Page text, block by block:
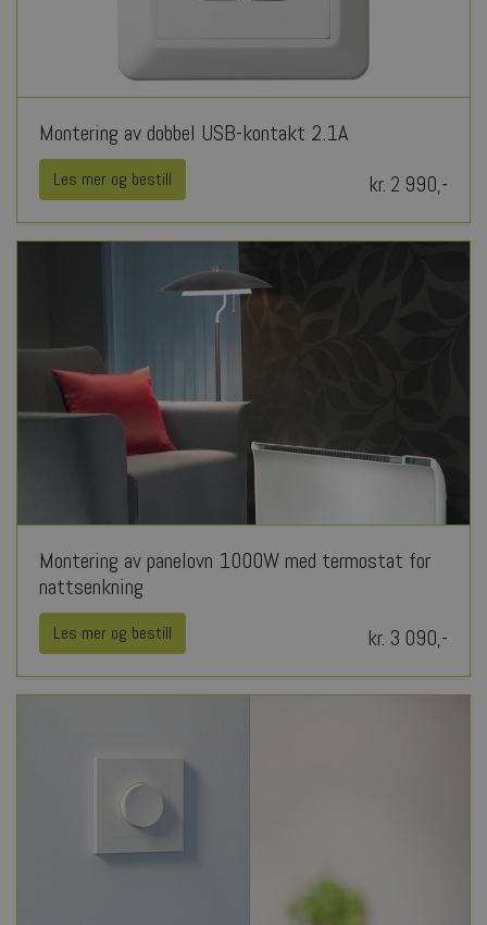
Montering av dobbel USB-kontakt 2.1A
Les mer og bestill kr. 2 990,-
Montering av panelovn 1000W med termostat for
nattsenkning
Les mer og bestill kr. 3 090,-